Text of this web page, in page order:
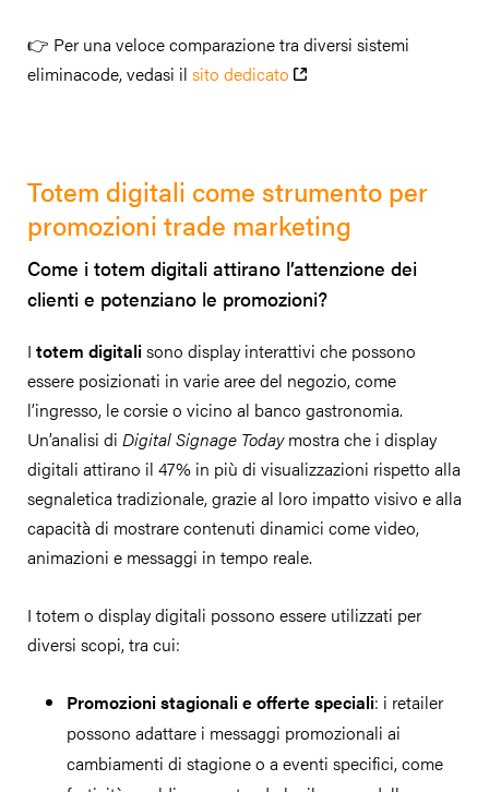
👉 Per una veloce comparazione tra diversi sistemi
eliminacode, vedasi il sito dedicato
Totem digitali come strumento per
promozioni trade marketing
Come i totem digitali attirano l’attenzione dei
clienti e potenziano le promozioni?
I totem digitali sono display interattivi che possono
essere posizionati in varie aree del negozio, come
l’ingresso, le corsie o vicino al banco gastronomia.
Un’analisi di Digital Signage Todaymostra che i display
digitali attirano il 47% in più di visualizzazioni rispetto alla
segnaletica tradizionale, grazie al loro impatto visivo e alla
capacità di mostrare contenuti dinamici come video,
animazioni e messaggi in tempo reale.
I totem o display digitali possono essere utilizzati per
diversi scopi, tra cui:
Promozioni stagionali e offerte speciali: i retailer
possono adattare i messaggi promozionali ai
cambiamenti di stagione o a eventi specifici, come